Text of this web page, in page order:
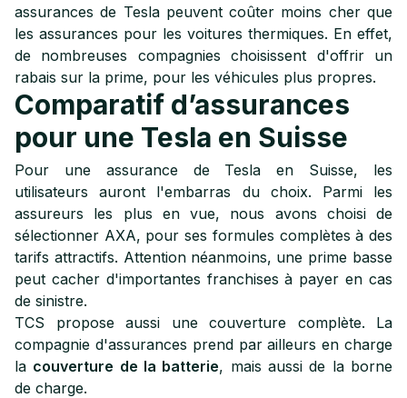
assurances de Tesla peuvent coûter moins cher que
les assurances pour les voitures thermiques. En effet,
de nombreuses compagnies choisissent d'offrir un
rabais sur la prime, pour les véhicules plus propres.
Comparatif d’assurances
pour une Tesla en Suisse
Pour une assurance de Tesla en Suisse, les
utilisateurs auront l'embarras du choix. Parmi les
assureurs les plus en vue, nous avons choisi de
sélectionner AXA, pour ses formules complètes à des
tarifs attractifs. Attention néanmoins, une prime basse
peut cacher d'importantes franchises à payer en cas
de sinistre.
TCS propose aussi une couverture complète. La
compagnie d'assurances prend par ailleurs en charge
la couverture de la batterie, mais aussi de la borne
de charge.